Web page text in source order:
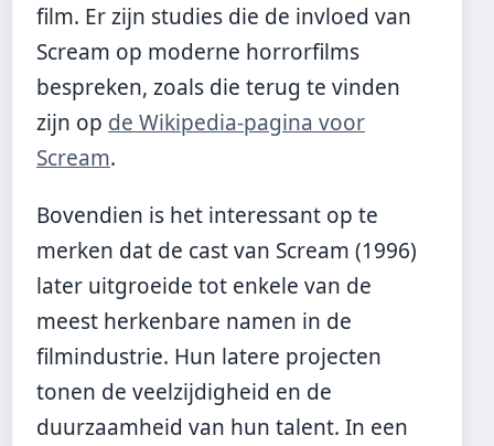
film. Er zijn studies die de invloed van
Scream op moderne horrorfilms
bespreken, zoals die terug te vinden
zijn op de Wikipedia-pagina voor
Scream.
Bovendien is het interessant op te
merken dat de cast van Scream (1996)
later uitgroeide tot enkele van de
meest herkenbare namen in de
filmindustrie. Hun latere projecten
tonen de veelzijdigheid en de
duurzaamheid van hun talent. In een